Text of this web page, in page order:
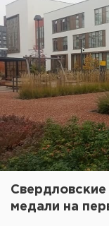
Свердловские
медали на